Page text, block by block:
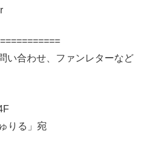
い合わせ、ファンレターなど
りる」宛